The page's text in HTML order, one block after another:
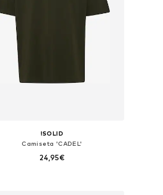
!SOLID
Camiseta 'CADEL'
24,95€